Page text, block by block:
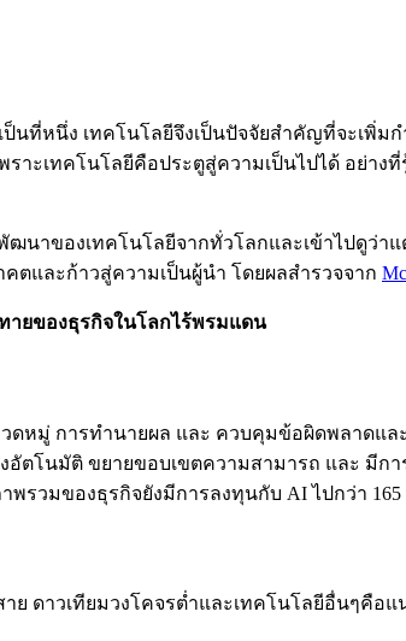
นที่หนึ่ง เทคโนโลยีจึงเป็นปัจจัยสำคัญที่จะเพิ่
ราะเทคโนโลยีคือประตูสู่ความเป็นไปได้ อย่
นาของเทคโนโลยีจากทั่วโลกและเข้าไปดูว่า
ตและก้าวสู่ความเป็นผู้นำ โดยผลสำรวจจาก
ทายของธุรกิจในโลกไร้พรมแดน
หมู่ การทำนายผล และ ควบคุมข้อผิดพลาดแล
อัตโนมัติ ขยายขอบเขตความสามารถ และ มี
รวมของธุรกิจยังมีการลงทุนกับ AI ไปกว่า
ย ดาวเทียมวงโคจรต่ำและเทคโนโลยีอื่นๆคื